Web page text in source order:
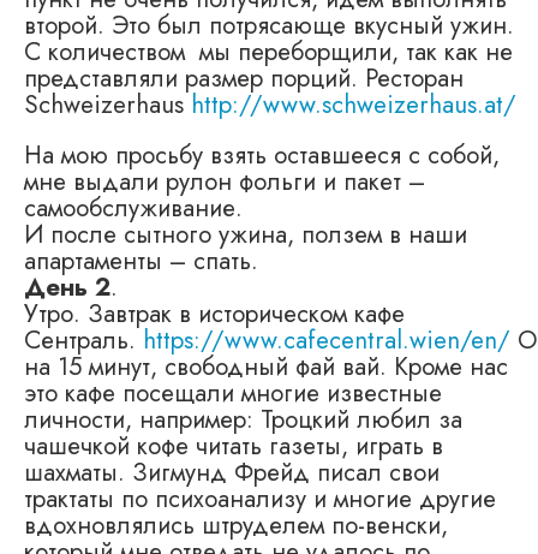
второй. Это был потрясающе вкусный ужин.
С количеством мы переборщили, так как не
предстaвляли размер порций. Ресторан
Schweizerhaushttp://www.schweizerhaus.at/
На мою просьбу взять оставшееся с собой,
мне выдали рулон фольги и пакет –
самообслуживание.
И после сытного ужина, ползем в наши
апартаменты – спать.
День 2.
Утро. Завтрак в историческом кафе
Сентраль.https://www.cafecentral.wien/en/
на 15 минут, свободный фай вай. Кроме нас
это кафе посещали многие известные
личности, например: Троцкий любил за
чашечкой кофе читать газеты, играть в
шахматы. Зигмунд Фрейд писал свои
трактаты по психоанализу и многие другие
вдохновлялись штруделем по-венски,